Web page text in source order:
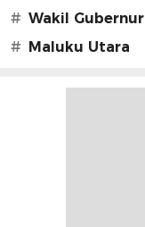
# Wakil Gubernur
#
Maluku Utara